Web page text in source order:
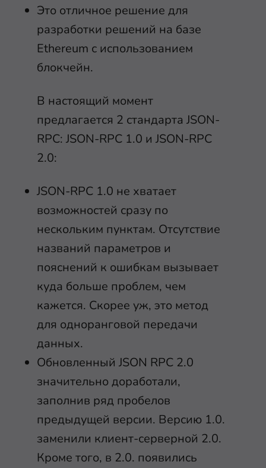
Это отличное решение для
разработки решений на базе
Ethereum с использованием
блокчейн.
В настоящий момент
предлагается 2 стандарта JSON-
RPC: JSON-RPC 1.0 и JSON-RPC
2.0:
JSON-RPC 1.0 не хватает
возможностей сразу по
нескольким пунктам. Отсутствие
названий параметров и
пояснений к ошибкам вызывает
куда больше проблем, чем
кажется. Скорее уж, это метод
для одноранговой передачи
данных.
Обновленный JSON RPC 2.0
значительно доработали,
заполнив ряд пробелов
предыдущей версии. Версию 1.0.
заменили клиент-серверной 2.0.
Кроме того, в 2.0. появились